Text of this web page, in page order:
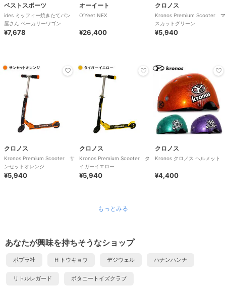
ベストスポーツ
ides ミッフィー焼きたてパン
屋さん ベーカリーワゴン
¥7,678
オーイート
O'Yeet NEX
¥26,400
クロノス
Kronos Premium Scooter マ
スカットグリーン
¥5,940
クロノス
Kronos Premium Scooter サ
ンセットオレンジ
¥5,940
クロノス
Kronos Premium Scooter タ
イガーイエロー
¥5,940
クロノス
Kronos クロノス ヘルメット
¥4,400
もっとみる
あなたが興味を持ちそうなショップ
ポプラ社 H トウキョウ デジウェル ハナンハンナ
リトルレガード ボタニートイズクラブ